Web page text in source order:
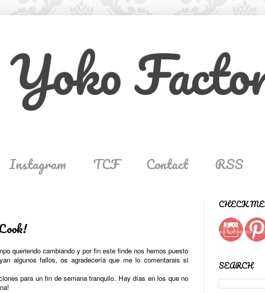
Instagram TCF Contact RSS
queriendo cambiando y por fin este finde nos hemos puesto
algunos fallos, os agradecería que me lo comentarais si
para un fin de semana tranquilo. Hay días en los que no
CHECK
SEARCH